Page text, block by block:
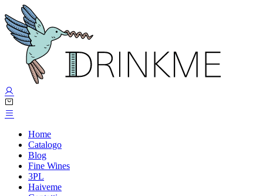
Home
Catalogo
Blog
Fine Wines
3PL
Haiveme